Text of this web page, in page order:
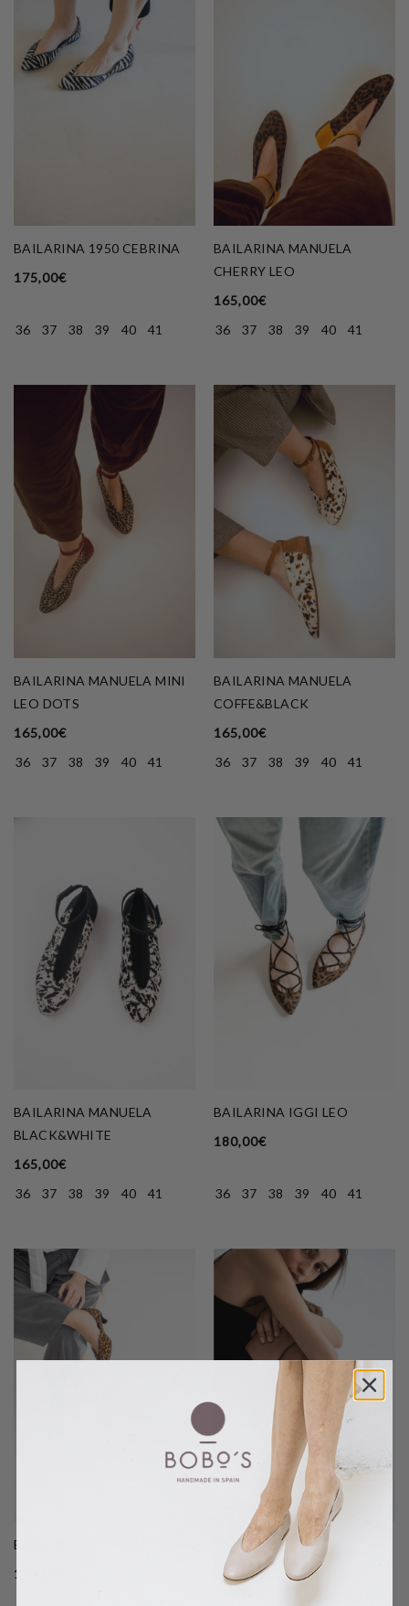
BAILARINA 1950 CEBRINA
175,00€
36 37 38 39 40 41
BAILARINA MANUELA
CHERRY LEO
165,00€
36
37 38 39 40 41
BAILARINA MANUELA MINI
LEO DOTS
165,00€
36
37 38 39 40 41
BAILARINA MANUELA
COFFE&BLACK
165,00€
36
37 38 39 40 41
BAILARINA MANUELA
BLACK&WHITE
165,00€
36
37 38 39 40 41
BAILARINA IGGI LEO
180,00€
36 37 38 39 40 41
BAILARINA KITTEN LEO
180,00
BAILARINA KITTEN
CEBRINA